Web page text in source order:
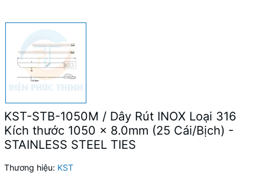
KST-STB-1050M / Dây Rút INOX Loại 316
Kích thước 1050 x 8.0mm (25 Cái/Bịch) -
STAINLESS STEEL TIES
Thương hiệu: KST